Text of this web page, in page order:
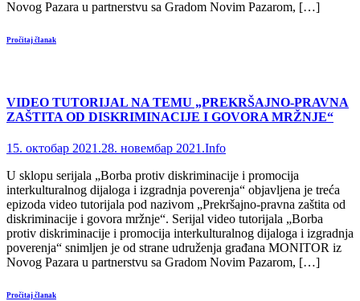
Novog Pazara u partnerstvu sa Gradom Novim Pazarom, […]
Pročitaj članak
VIDEO TUTORIJAL NA TEMU „PREKRŠAJNO-PRAVNA
ZAŠTITA OD DISKRIMINACIJE I GOVORA MRŽNJE“
15. октобар 2021.28. новембар 2021.Info
U sklopu serijala „Borba protiv diskriminacije i promocija
interkulturalnog dijaloga i izgradnja poverenja“ objavljena je treća
epizoda video tutorijala pod nazivom „Prekršajno-pravna zaštita od
diskriminacije i govora mržnje“. Serijal video tutorijala „Borba
protiv diskriminacije i promocija interkulturalnog dijaloga i izgradnja
poverenja“ snimljen je od strane udruženja građana MONITOR iz
Novog Pazara u partnerstvu sa Gradom Novim Pazarom, […]
Pročitaj članak